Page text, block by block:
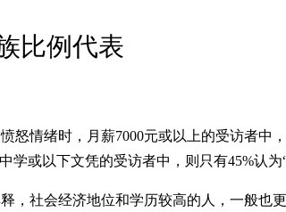
比例代表
情绪时，月薪7000元或以上的受访者中
或以下文凭的受访者中，则只有45%认为“
，社会经济地位和学历较高的人，一般